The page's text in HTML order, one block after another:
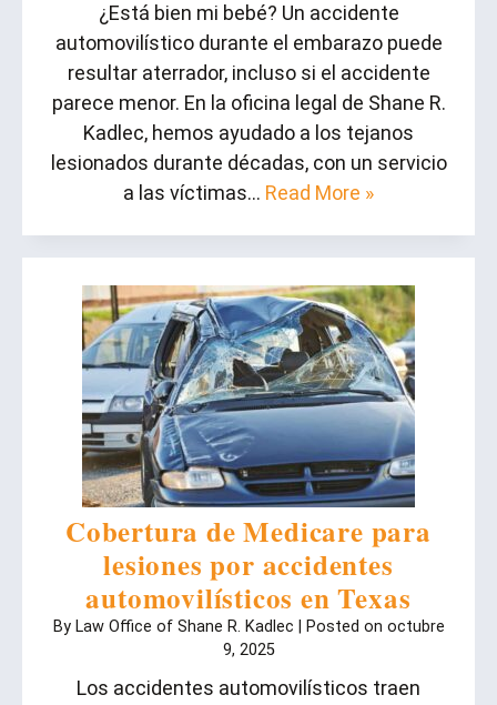
¿Está bien mi bebé? Un accidente
automovilístico durante el embarazo puede
resultar aterrador, incluso si el accidente
parece menor. En la oficina legal de Shane R.
Kadlec, hemos ayudado a los tejanos
lesionados durante décadas, con un servicio
a las víctimas… Read More »
Cobertura de Medicare para
lesiones por accidentes
automovilísticos en Texas
By Law Office of Shane R. Kadlec Posted on octubre
9, 2025
Los accidentes automovilísticos traen